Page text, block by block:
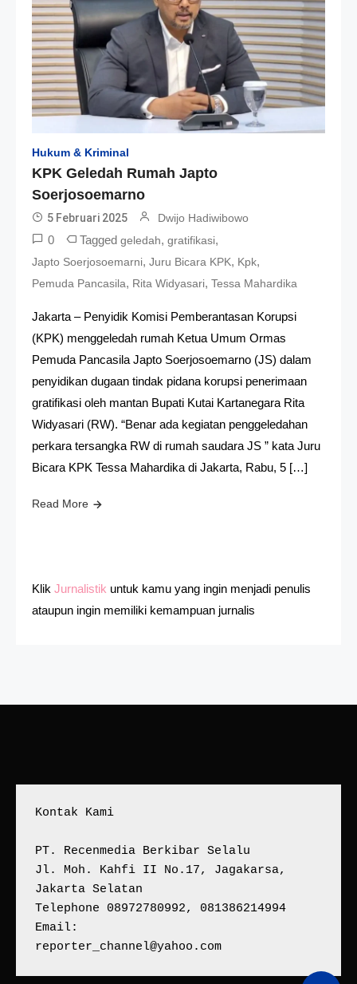
Hukum & Kriminal
KPK Geledah Rumah Japto
Soerjosoemarno
5 Februari 2025 Dwijo Hadiwibowo
0 Tagged geledah, gratifikasi,
Japto Soerjosoemarni, Juru Bicara KPK, Kpk,
Pemuda Pancasila, Rita Widyasari, Tessa Mahardika
Jakarta – Penyidik Komisi Pemberantasan Korupsi
(KPK) menggeledah rumah Ketua Umum Ormas
Pemuda Pancasila Japto Soerjosoemarno (JS) dalam
penyidikan dugaan tindak pidana korupsi penerimaan
gratifikasi oleh mantan Bupati Kutai Kartanegara Rita
Widyasari (RW). “Benar ada kegiatan penggeledahan
perkara tersangka RW di rumah saudara JS ” kata Juru
Bicara KPK Tessa Mahardika di Jakarta, Rabu, 5 […]
Read More
Klik Jurnalistik untuk kamu yang ingin menjadi penulis
ataupun ingin memiliki kemampuan jurnalis
Kontak Kami
PT. Recenmedia Berkibar Selalu
Jl. Moh. Kahfi II No.17, Jagakarsa,
Jakarta Selatan
Telephone 08972780992, 081386214994
Email:
reporter_channel@yahoo.com